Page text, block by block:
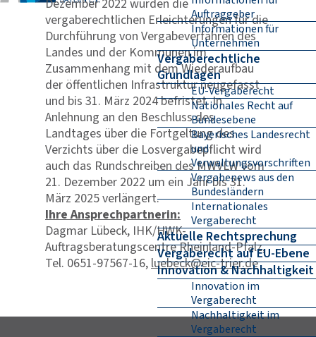
Auftraggeber
Informationen für
Unternehmen
Vergaberechtliche
Grundlagen
EU-Vergaberecht
Nationales Recht auf
Bundesebene
Bayerisches Landesrecht
und
Verwaltungsvorschriften
Vergabenews aus den
Bundesländern
Internationales
Vergaberecht
Aktuelle Rechtsprechung
Vergaberecht auf EU-Ebene
Innovation & Nachhaltigkeit
Innovation im
Vergaberecht
Nachhaltigkeit im
Vergaberecht
Dezember 2022 wurden die
vergaberechtlichen Erleichterungen für die
Durchführung von Vergabeverfahren des
Landes und der Kommunen im
Zusammenhang mit dem Wiederaufbau
der öffentlichen Infrastruktur neugefasst
und bis 31. März 2024 befristet. In
Anlehnung an den Beschluss des
Landtages über die Fortgeltung des
Verzichts über die Losvergabepflicht wird
auch das Rundschreiben des MWVLW vom
21. Dezember 2022 um ein Jahr bis 31.
März 2025 verlängert.
Ihre Ansprechpartnerin:
Dagmar Lübeck, IHK/HWK-
Auftragsberatungscentre Rheinland-Pfalz,
Tel. 0651-97567-16, luebeck@eic-trier.de